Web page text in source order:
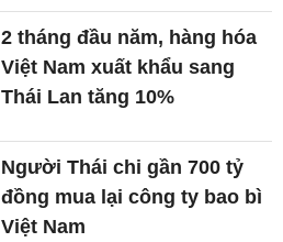
2 tháng đầu năm, hàng hóa
Việt Nam xuất khẩu sang
Thái Lan tăng 10%
Người Thái chi gần 700 tỷ
đồng mua lại công ty bao bì
Việt Nam